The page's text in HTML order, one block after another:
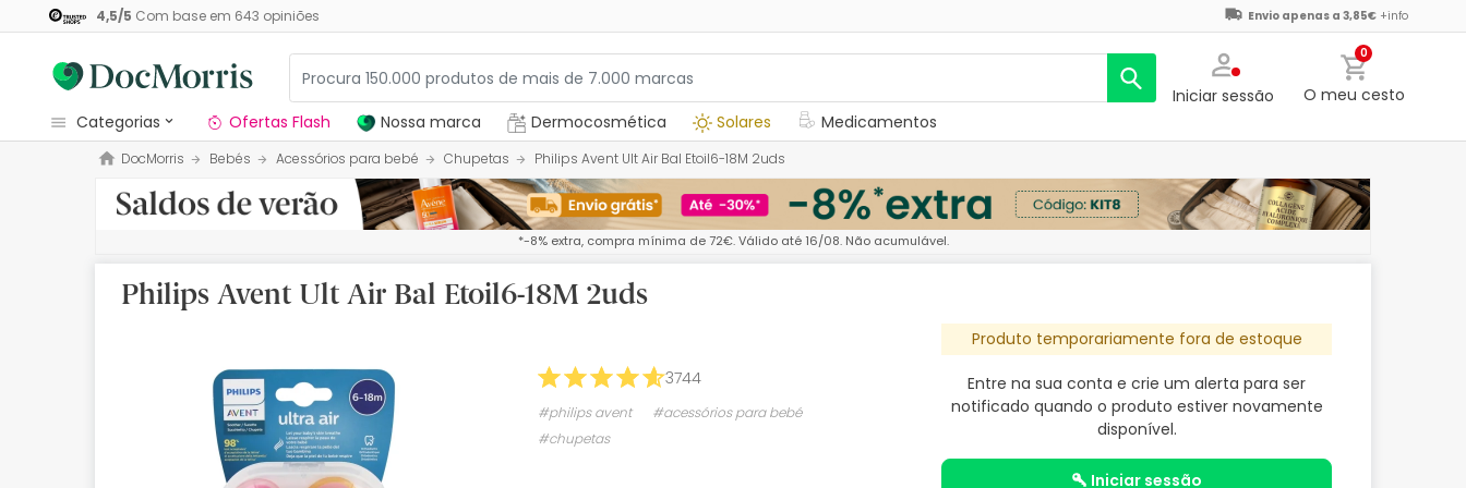
4,5/5 Com base em 643 opiniões Envio apenas a 3,85€ +info
Iniciar sessão
0
O meu cesto
categorias
Dermocosmetica
Nossa marca
Medicamentos
Ofertas Flash Nossa marca Dermocosmética Solares Medicamentos
DocMorris Bebés Acessórios para bebé Chupetas Philips Avent Ult Air Bal Etoil6-18M 2uds
*-8% extra, compra mínima de 72€. Válido até 16/08. Não acumulável.
Philips Avent Ult Air Bal Etoil6-18M 2uds
Produto temporariamente fora de estoque
Entre na sua conta e crie um alerta para ser
notificado quando o produto estiver novamente
disponível.
iniciar sessão
3744
#philips avent
#acessórios para bebé
#chupetas